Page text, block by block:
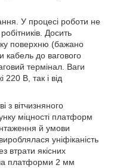
У процесі роботи не
Досить
поверхню (бажано
кабель до вагового
термінал. Ваги
220 В, так і від
з вітчизняного
міцності платформ
й умови
уніфіканість
втрати якісних
платформи 2 мм